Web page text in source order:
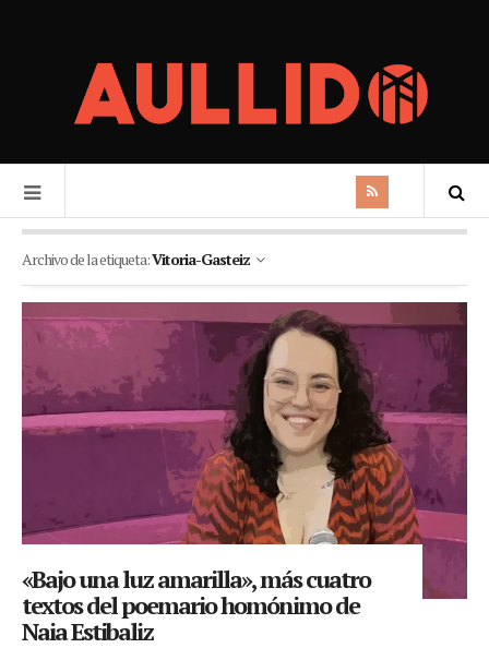
Archivo de la etiqueta:Vitoria-Gasteiz
«Bajo una luz amarilla», más cuatro
textos del poemario homónimo de
Naia Estibaliz